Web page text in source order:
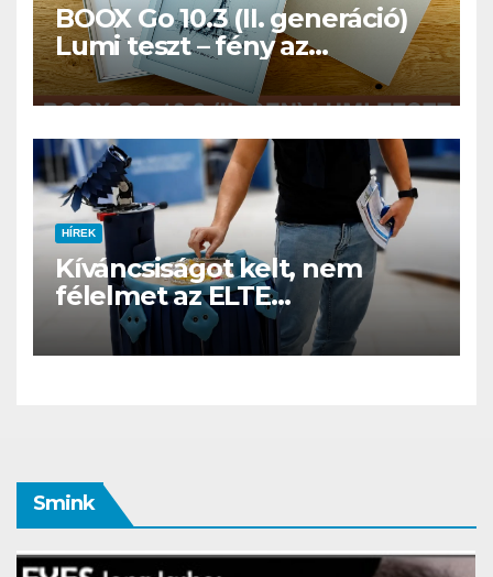
BOOX Go 10.3 (II. generáció)
Lumi teszt – fény az
éjszakában, fél könyvtár a
családi csomagban
HÍREK
Kíváncsiságot kelt, nem
félelmet az ELTE
etológusainak felszolgáló
robotja
Smink